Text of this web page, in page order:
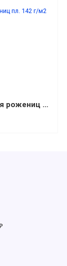
Ночная сорочка бязь б/з мария//для рожениц пл. 142 г/м2